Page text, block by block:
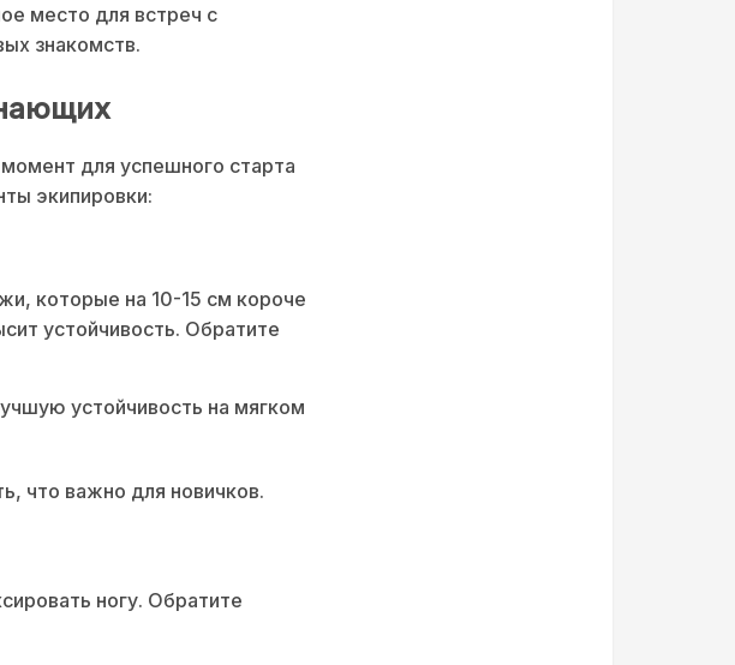
место для встреч с
знакомств.
для успешного старта
экипировки:
которые на 10-15 см короче
устойчивость. Обратите
устойчивость на мягком
что важно для новичков.
ногу. Обратите